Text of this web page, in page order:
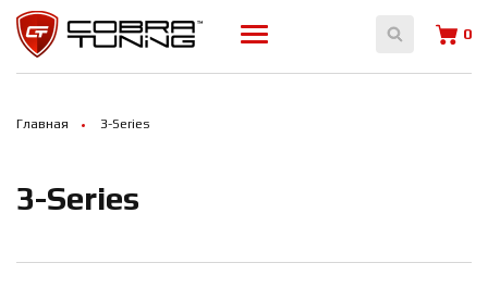
Array ( )
0
Главная 3-Series
3-Series